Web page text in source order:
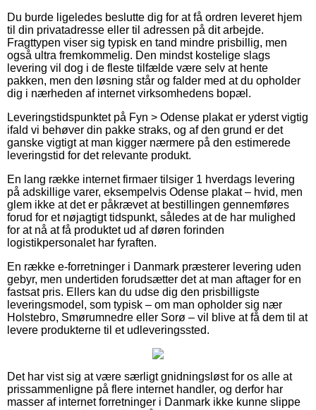
Du burde ligeledes beslutte dig for at få ordren leveret hjem
til din privatadresse eller til adressen på dit arbejde.
Fragttypen viser sig typisk en tand mindre prisbillig, men
også ultra fremkommelig. Den mindst kostelige slags
levering vil dog i de fleste tilfælde være selv at hente
pakken, men den løsning står og falder med at du opholder
dig i nærheden af internet virksomhedens bopæl.
Leveringstidspunktet på Fyn > Odense plakat er yderst vigtig
ifald vi behøver din pakke straks, og af den grund er det
ganske vigtigt at man kigger nærmere på den estimerede
leveringstid for det relevante produkt.
En lang række internet firmaer tilsiger 1 hverdags levering
på adskillige varer, eksempelvis Odense plakat – hvid, men
glem ikke at det er påkrævet at bestillingen gennemføres
forud for et nøjagtigt tidspunkt, således at de har mulighed
for at nå at få produktet ud af døren forinden
logistikpersonalet har fyraften.
En række e-forretninger i Danmark præsterer levering uden
gebyr, men undertiden forudsætter det at man aftager for en
fastsat pris. Ellers kan du udse dig den prisbilligste
leveringsmodel, som typisk – om man opholder sig nær
Holstebro, Smørumnedre eller Sorø – vil blive at få dem til at
levere produkterne til et udleveringssted.
Det har vist sig at være særligt gnidningsløst for os alle at
prissammenligne på flere internet handler, og derfor har
masser af internet forretninger i Danmark ikke kunne slippe